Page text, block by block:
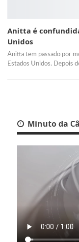
Anitta é
Unidos
Anitta tem passado por
Estados Unidos. Depois
Minuto da